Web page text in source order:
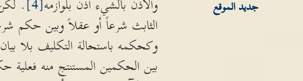
والاذن بالشيء اذن بلوازمه[4]
.
الثابث شرعاً أو عقلاً وبين حكم
وكحكمه باستحالة التكليف بلا
بين الحكمين المستنتج منه
جديد الموقع